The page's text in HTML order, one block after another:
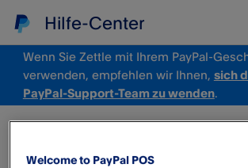
Hilfe-Center
Wenn Sie Zettle mit Ihrem PayPal-
verwenden, empfehlen wir Ihnen, sich
PayPal-Support-Team zu wenden.
Hilfe per Chat
Welcome to PayPal POS